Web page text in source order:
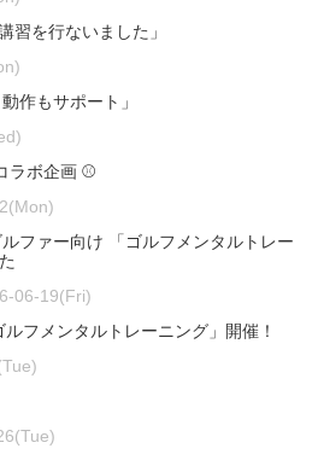
習を行ないました」
作もサポート」
ラボ企画 ⚾
ファー向け 「ゴルフメンタルトレー
06-19(Fri)
フメンタルトレーニング」開催！